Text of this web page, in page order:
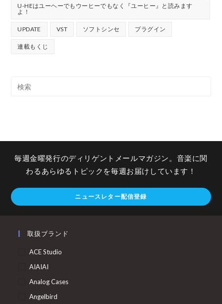
U-HEはユーヘーでもウーヒーでもなく『ユーヒー』と読みます
よ！
UPDATE VST ソフトシンセ プラグイン
連載もくじ
毎週金曜発行のディリゲントメールマガジン。音楽に関
わるあらゆるトピックを毎週お届けしています！
ニュースレター配信登録
取扱ブランド
ACE Studio
AIAIAI
Analog Cases
Angelbird